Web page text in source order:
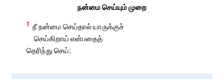
நன்மை செய்யும் முறை
1 நீ நன்மை செய்தால் யாருக்குச்
செய்கிறாய் என்பதைத்
தெரிந்து செய்;